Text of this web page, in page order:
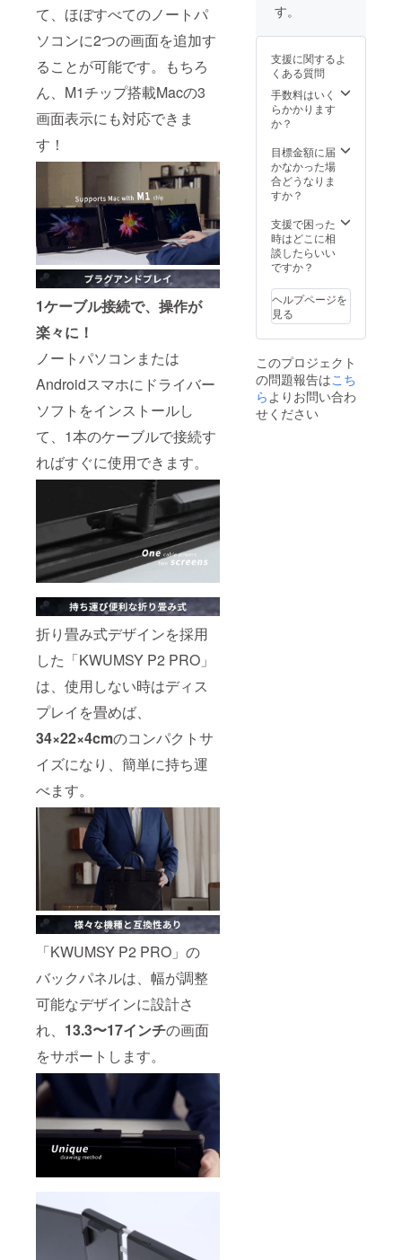
て、ほぼすべてのノートパ
ソコンに2つの画面を追加す
ることが可能です。もちろ
ん、M1チップ搭載Macの3
画面表示にも対応できま
す！
1ケーブル接続で、操作が
楽々に！
ノートパソコンまたは
Androidスマホにドライバー
ソフトをインストールし
て、1本のケーブルで接続す
ればすぐに使用できます。
折り畳み式デザインを採用
した「KWUMSY P2 PRO」
は、使用しない時はディス
プレイを畳めば、
34×22×4cmのコンパクトサ
イズになり、簡単に持ち運
べます。
「KWUMSY P2 PRO」の
バックパネルは、幅が調整
可能なデザインに設計さ
れ、 13.3〜17インチの画面
をサポートします。
す。
支援に関するよ
くある質問
手数料はいく
らかかります
か？
目標金額に届
かなかった場
合どうなりま
すか？
支援で困った
時はどこに相
談したらいい
ですか？
ヘルプページを
見る
このプロジェクト
の問題報告はこち
ら よりお問い合わ
せください